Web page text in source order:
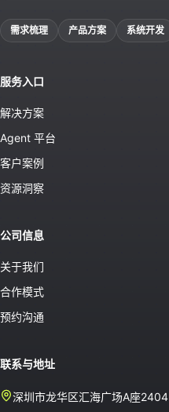
需求梳理 产品方案 系统开发
服务入口
解决方案
Agent 平台
客户案例
资源洞察
公司信息
关于我们
合作模式
预约沟通
联系与地址
深圳市龙华区汇海广场A座2404